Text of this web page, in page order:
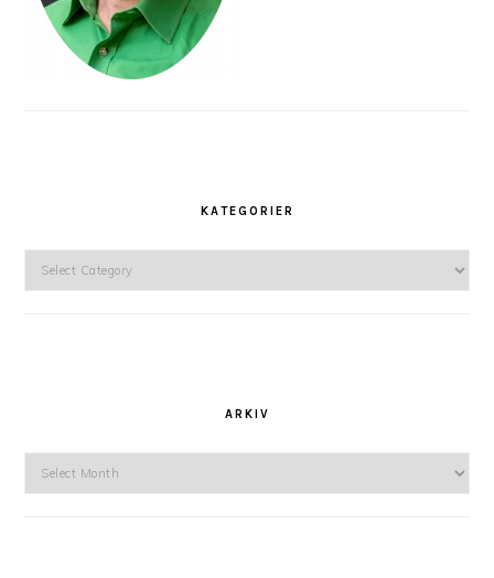
KATEGORIER
Kategorier
ARKIV
Arkiv